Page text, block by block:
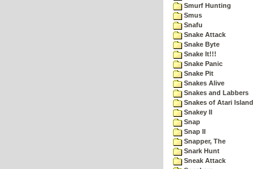
Smurf Hunting
Smus
Snafu
Snake Attack
Snake Byte
Snake It!!!
Snake Panic
Snake Pit
Snakes Alive
Snakes and Labbers
Snakes of Atari Island
Snakey II
Snap
Snap II
Snapper, The
Snark Hunt
Sneak Attack